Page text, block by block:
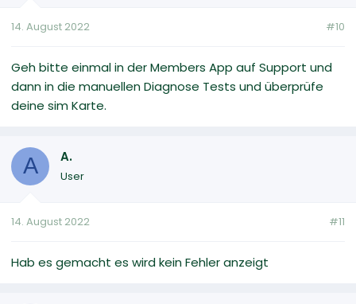
14. August 2022 #10
Geh bitte einmal in der Members App auf Support und
dann in die manuellen Diagnose Tests und überprüfe
deine sim Karte.
A A.
User
14. August 2022 #11
Hab es gemacht es wird kein Fehler anzeigt